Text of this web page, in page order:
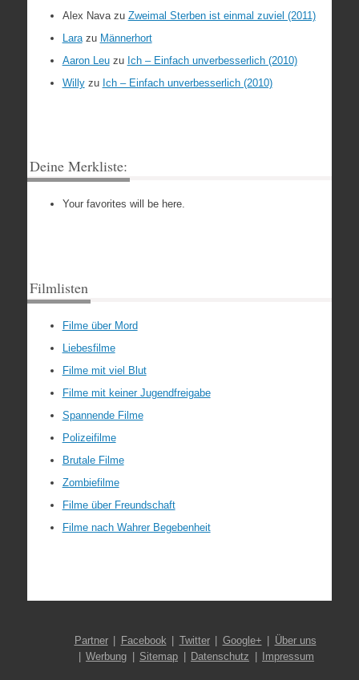
Alex Navazu Zweimal Sterben ist einmal zuviel (2011)
Larazu Männerhort
Aaron Leuzu Ich – Einfach unverbesserlich (2010)
Willyzu Ich – Einfach unverbesserlich (2010)
Deine Merkliste:
Your favorites will be here.
Filmlisten
Filme über Mord
Liebesfilme
Filme mit viel Blut
Filme mit keiner Jugendfreigabe
Spannende Filme
Polizeifilme
Brutale Filme
Zombiefilme
Filme über Freundschaft
Filme nach Wahrer Begebenheit
Partner Facebook Twitter Google+
Über uns
Werbung
Sitemap Datenschutz Impressum